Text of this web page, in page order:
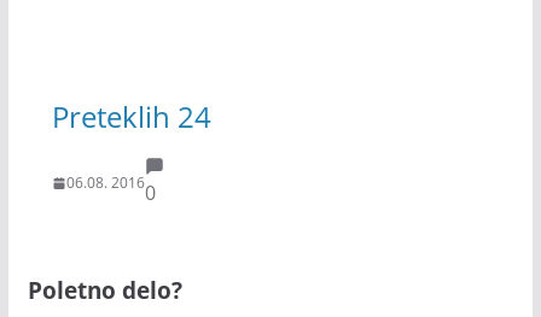
Preteklih 24
06.08. 20160
Poletno delo?